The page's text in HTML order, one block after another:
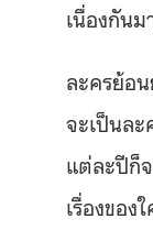
เนื่องกัน
ละครย้อ
จะเป็นล
แต่ละปีก็
เรื่องขอ